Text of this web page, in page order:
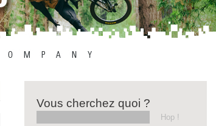
Vous cherchez quoi ?